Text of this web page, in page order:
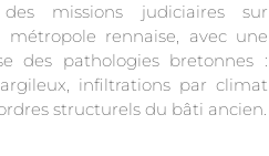
des missions judiciaires sur
métropole rennaise, avec une
des pathologies bretonnes :
infiltrations par climat
structurels du bâti ancien.